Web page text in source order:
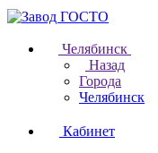
Челябинск
Назад
Города
Челябинск
Кабинет